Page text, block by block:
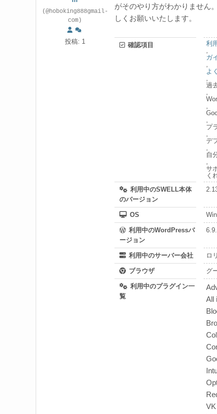
(@hoboking888gmail-
com)
投稿: 1
がそのやり方がわかりません
しくお願いいたします。
確認項目 利
ガ
よ
過
プ
デ
自
サ
く
利用中のSWELL本体
のバージョン
OS
利用中のWordPressバ
ージョン
利用中のサーバー会社 ロ
ブラウザ グ
利用中のプラグイン一
覧
All